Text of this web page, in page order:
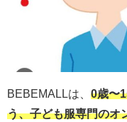
BEBEMALLは、 0歳〜
う、子ども服専門のオ